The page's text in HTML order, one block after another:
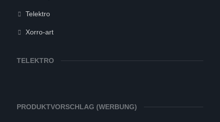
Telektro
Xorro-art
TELEKTRO
PRODUKTVORSCHLAG (WERBUNG)